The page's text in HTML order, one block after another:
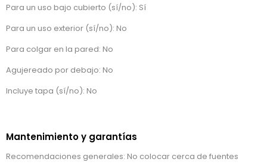
Para un uso bajo cubierto (sí/no): Sí
Para un uso exterior (sí/no): No
Para colgar en la pared: No
Agujereado por debajo: No
Incluye tapa (sí/no): No
Mantenimiento y garantías
Recomendaciones generales: No colocar cerca de fuentes